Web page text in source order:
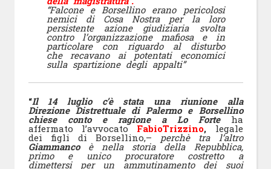
“Falcone e Borsellino erano pericolosi
nemici di Cosa Nostra per la loro
persistente azione giudiziaria svolta
contro l’organizzazione mafiosa e in
particolare con riguardo al disturbo
che recavano ai potentati economici
sulla spartizione degli appalti”
“Il 14 luglio c’è stata una riunione alla
Direzione Distrettuale di Palermo e Borsellino
chiese conto e ragione a Lo Forteha
affermato l’avvocato FabioTrizzino, legale
dei figli di Borsellino,– perchè tra l’altro
Giammancoè nella storia della Repubblica,
primo e unico procuratore costretto a
dimettersi per un ammutinamento dei suoi